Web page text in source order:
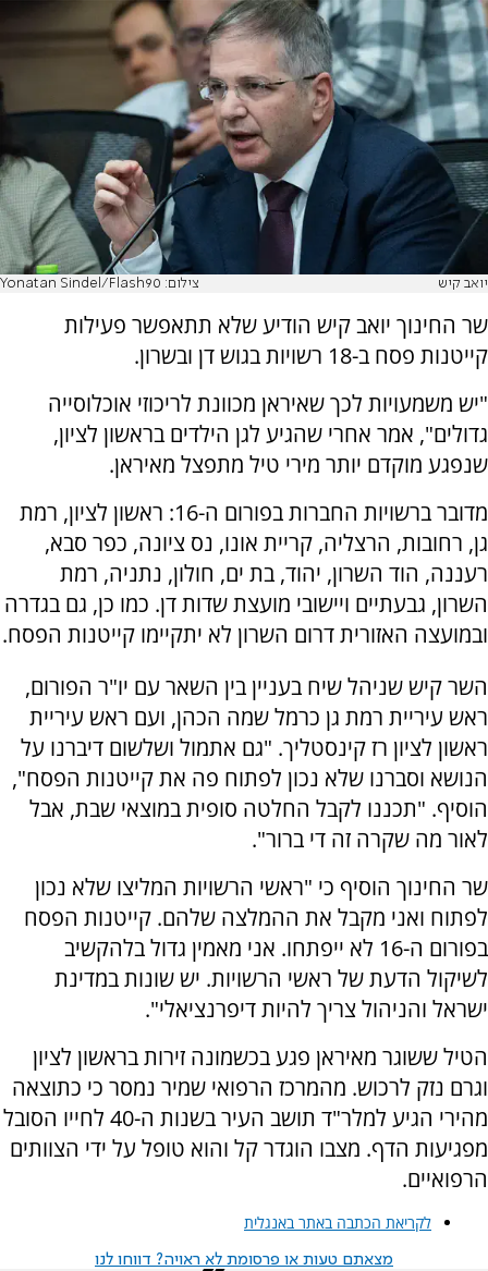
יואב קיש צילום: Yonatan Sindel/Flash90
שר החינוך יואב קיש הודיע שלא תתאפשר פעילות
קייטנות פסח ב-18 רשויות בגוש דן ובשרון.
"יש משמעויות לכך שאיראן מכוונת לריכוזי אוכלוסייה
גדולים", אמר אחרי שהגיע לגן הילדים בראשון לציון,
שנפגע מוקדם יותר מירי טיל מתפצל מאיראן.
מדובר ברשויות החברות בפורום ה-16: ראשון לציון, רמת
גן, רחובות, הרצליה, קריית אונו, נס ציונה, כפר סבא,
רעננה, הוד השרון, יהוד, בת ים, חולון, נתניה, רמת
השרון, גבעתיים ויישובי מועצת שדות דן. כמו כן, גם בגדרה
ובמועצה האזורית דרום השרון לא יתקיימו קייטנות הפסח.
השר קיש שניהל שיח בעניין בין השאר עם יו"ר הפורום,
ראש עיריית רמת גן כרמל שמה הכהן, ועם ראש עיריית
ראשון לציון רז קינסטליך. "גם אתמול ושלשום דיברנו על
הנושא וסברנו שלא נכון לפתוח פה את קייטנות הפסח",
הוסיף. "תכננו לקבל החלטה סופית במוצאי שבת, אבל
לאור מה שקרה זה די ברור".
שר החינוך הוסיף כי "ראשי הרשויות המליצו שלא נכון
לפתוח ואני מקבל את ההמלצה שלהם. קייטנות הפסח
בפורום ה-16 לא ייפתחו. אני מאמין גדול בלהקשיב
לשיקול הדעת של ראשי הרשויות. יש שונות במדינת
ישראל והניהול צריך להיות דיפרנציאלי".
הטיל ששוגר מאיראן פגע בכשמונה זירות בראשון לציון
וגרם נזק לרכוש. מהמרכז הרפואי שמיר נמסר כי כתוצאה
מהירי הגיע למלר"ד תושב העיר בשנות ה-40 לחייו הסובל
מפגיעות הדף. מצבו הוגדר קל והוא טופל על ידי הצוותים
הרפואיים.
לקריאת הכתבה באתר באנגלית
מצאתם טעות או פרסומת לא ראויה? דווחו לנו